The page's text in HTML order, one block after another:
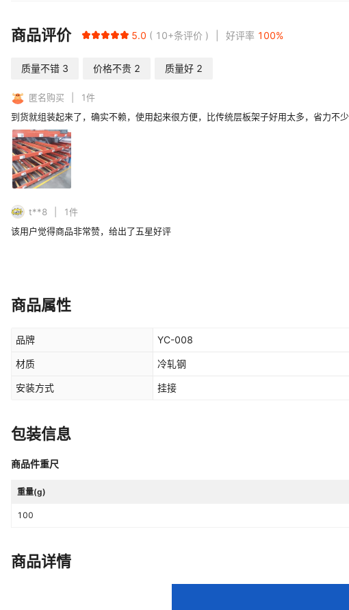
商品评价 5.0 10+条评价 好评率 100%
质量不错 3 价格不贵 2 质量好 2
匿名购买 1件
到货就组装起来了，确实不赖，使用起来很方便，比传统层板架子好用太多，省力不少
t**8 1件
该用户觉得商品非常赞，给出了五星好评
商品属性
品牌 YC-008
材质 冷轧钢
安装方式 挂接
包装信息
商品件重尺
重量(g)
100
商品详情